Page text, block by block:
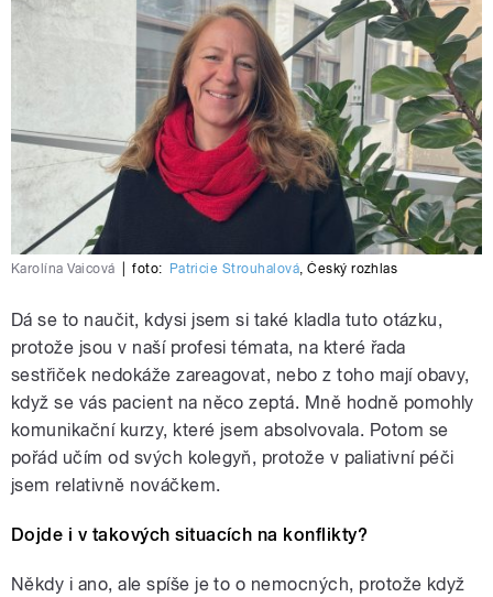
Karolína Vaicová foto: Patricie Strouhalová,Český rozhlas
Dá se to naučit, kdysi jsem si také kladla tuto otázku,
protože jsou v naší profesi témata, na které řada
sestřiček nedokáže zareagovat, nebo z toho mají obavy,
když se vás pacient na něco zeptá. Mně hodně pomohly
komunikační kurzy, které jsem absolvovala. Potom se
pořád učím od svých kolegyň, protože v paliativní péči
jsem relativně nováčkem.
Dojde i v takových situacích na konflikty?
Někdy i ano, ale spíše je to o nemocných, protože když